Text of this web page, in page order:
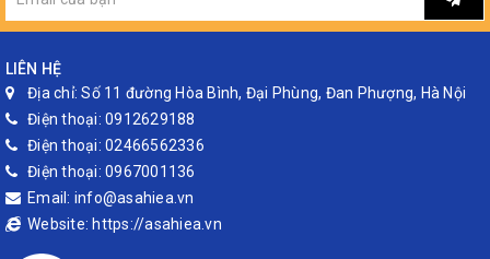
LIÊN HỆ
Địa chỉ: Số 11 đường Hòa Bình, Đại Phùng, Đan Phượng, Hà Nội
Điện thoại: 0912629188
Điện thoại: 02466562336
Điện thoại: 0967001136
Email: info@asahiea.vn
Website: https://asahiea.vn